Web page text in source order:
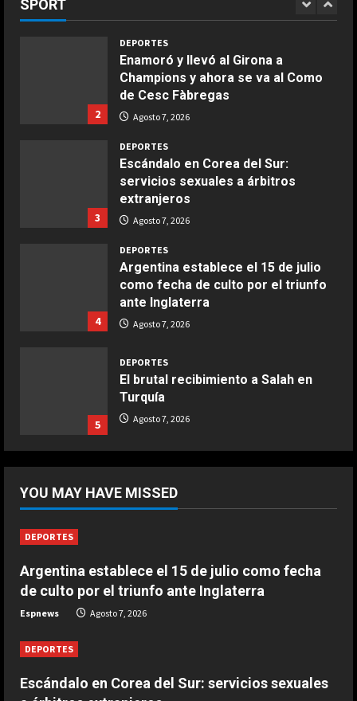
COCINA
Ensalada de espinacas deliciosa
COCINA
Boquerones fritos en freidora de
aire
COCINA
Buñuelos de alcachofas
5
COCINA
Ternera guisada con senderuelas
SPORT
2
DEPORTES
Enamoró y llevó al Girona a
Champions y ahora se va al Como
de Cesc Fàbregas
Agosto 7, 2026
3
DEPORTES
Escándalo en Corea del Sur:
servicios sexuales a árbitros
extranjeros
Agosto 7, 2026
4
DEPORTES
Argentina establece el 15 de julio
como fecha de culto por el triunfo
ante Inglaterra
Agosto 7, 2026
5
DEPORTES
El brutal recibimiento a Salah en
Turquía
Agosto 7, 2026
Riqui Puig, a un paso
Agosto 7, 2026
Enamoró y llevó al Girona a
Champions y ahora se va al Como
de Cesc Fàbregas
Escándalo en Corea del Sur:
YOU MAY HAVE MISSED
DEPORTES
Argentina establece el 15 de julio como fecha
de culto por el triunfo ante Inglaterra
Espnews Agosto 7, 2026
DEPORTES
Escándalo en Corea del Sur: servicios sexuales